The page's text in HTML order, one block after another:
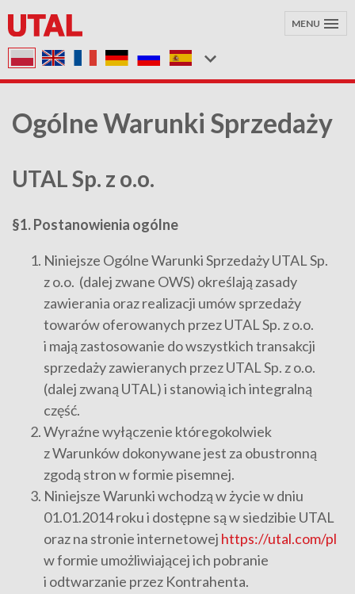
MENU
Ogólne Warunki Sprzedaży
UTAL Sp. z o.o.
§1. Postanowienia ogólne
Niniejsze Ogólne Warunki Sprzedaży UTAL Sp.
z o.o. (dalej zwane OWS) określają zasady
zawierania oraz realizacji umów sprzedaży
towarów oferowanych przez UTAL Sp. z o.o.
i mają zastosowanie do wszystkich transakcji
sprzedaży zawieranych przez UTAL Sp. z o.o.
(dalej zwaną UTAL) i stanowią ich integralną
część.
Wyraźne wyłączenie któregokolwiek
z Warunków dokonywane jest za obustronną
zgodą stron w formie pisemnej.
Niniejsze Warunki wchodzą w życie w dniu
01.01.2014 roku i dostępne są w siedzibie UTAL
oraz na stronie internetowej https://utal.com/pl
w formie umożliwiającej ich pobranie
i odtwarzanie przez Kontrahenta.